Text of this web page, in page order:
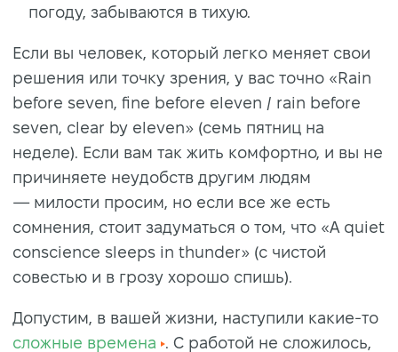
погоду, забываются в тихую.
Если вы человек, который легко меняет свои
решения или точку зрения, у вас точно «Rain
before seven, fine before eleven / rain before
seven, clear by eleven» (семь пятниц на
неделе). Если вам так жить комфортно, и вы не
причиняете неудобств другим людям
— милости просим, но если все же есть
сомнения, стоит задуматься о том, что «A quiet
conscience sleeps in thunder» (с чистой
совестью и в грозу хорошо спишь).
Допустим, в вашей жизни, наступили какие-то
сложные времена
. С работой не сложилось,